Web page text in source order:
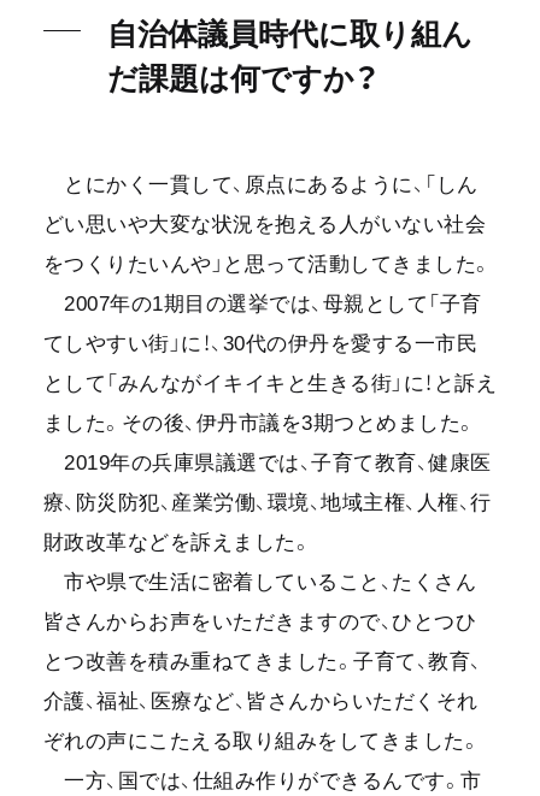
自治体議員時代に取り組ん
だ課題は何ですか？
とにかく一貫して、原点にあるように、「しん
どい思いや大変な状況を抱える人がいない社会
をつくりたいんや」と思って活動してきました。
2007年の1期目の選挙では、母親として「子育
てしやすい街」に！、30代の伊丹を愛する一市民
として「みんながイキイキと生きる街」に！と訴え
ました。その後、伊丹市議を3期つとめました。
2019年の兵庫県議選では、子育て教育、健康医
療、防災防犯、産業労働、環境、地域主権、人権、行
財政改革などを訴えました。
市や県で生活に密着していること、たくさん
皆さんからお声をいただきますので、ひとつひ
とつ改善を積み重ねてきました。子育て、教育、
介護、福祉、医療など、皆さんからいただくそれ
ぞれの声にこたえる取り組みをしてきました。
一方、国では、仕組み作りができるんです。市